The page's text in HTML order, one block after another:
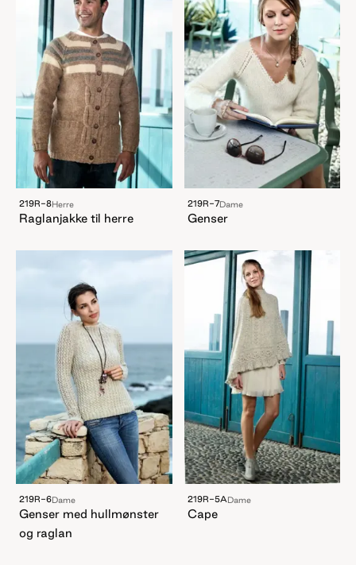
219R-8Herre
Raglanjakke til herre
219R-7Dame
Genser
219R-6Dame
Genser med hullmønster
og raglan
219R-5ADame
Cape